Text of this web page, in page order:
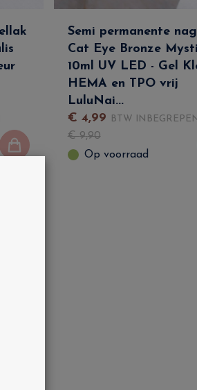
Semi permanente
Cat Eye Bronze
10ml UV LED - Gel
HEMA en TPO vrij
LuluNai...
€ 4,99 BTW INBEGREPEN
€9,90
Op voorraad